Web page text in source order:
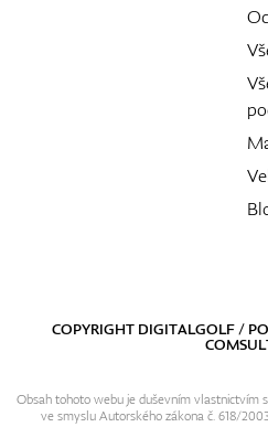
COPYRIGHT DIGITALGOLF /
Obsah tohoto webu je duševním vlastnictvím
ve smyslu Autorského zákona č. 618/